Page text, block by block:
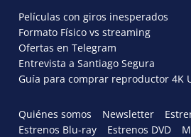
Películas con giros inesperados
Formato Físico vs streaming
Ofertas en Telegram
Entrevista a Santiago Segura
Guía para comprar reproductor 4K
Quiénes somos Newsletter
Estrenos Blu-ray
Estrenos DVD